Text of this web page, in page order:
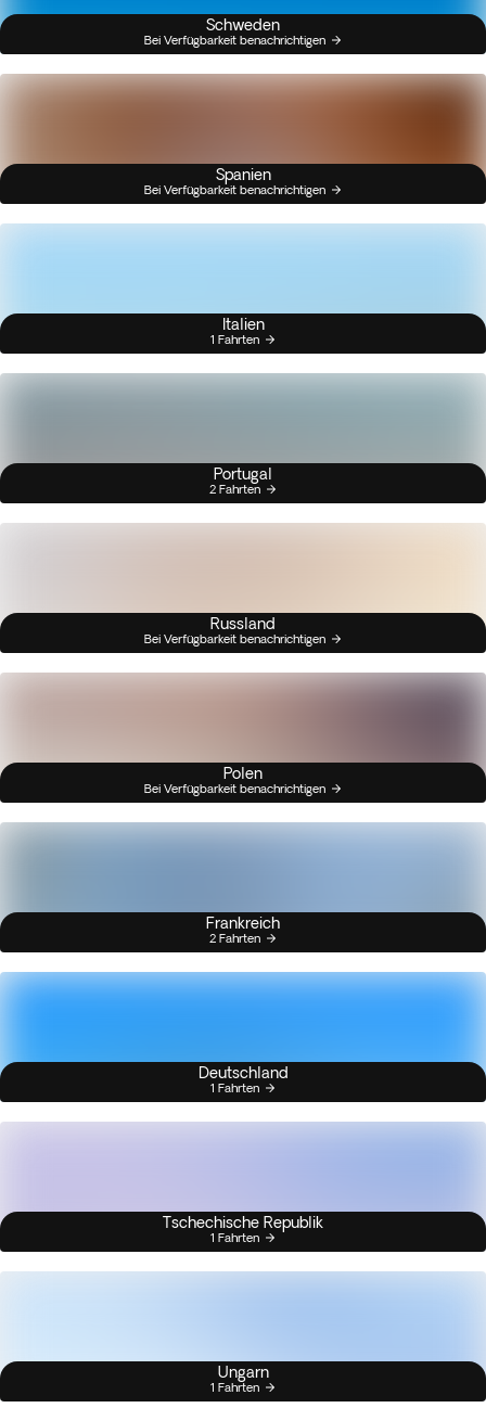
Schweden
Bei Verfügbarkeit benachrichtigen
Spanien
Bei Verfügbarkeit benachrichtigen
Italien
1 Fahrten
Portugal
2 Fahrten
Russland
Bei Verfügbarkeit benachrichtigen
Polen
Bei Verfügbarkeit benachrichtigen
Frankreich
2 Fahrten
Deutschland
1 Fahrten
Tschechische Republik
1 Fahrten
Ungarn
1 Fahrten